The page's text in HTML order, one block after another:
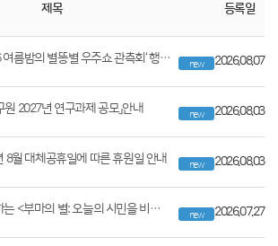
제목 등록일
제주별빛누리공원 '2026 여름밤의 별똥별 우주쇼 관측회‘ 행사 안내 new 2026.08.07
원 2027년 연구과제 공모」안내 new 2026.08.03
8월 대체공휴일에 따른 휴원일 안내 new 2026.08.03
'큰별쌤(최태성)'과 함께하는 <부마의 별: 오늘의 시민을 비추다... new 2026.07.27